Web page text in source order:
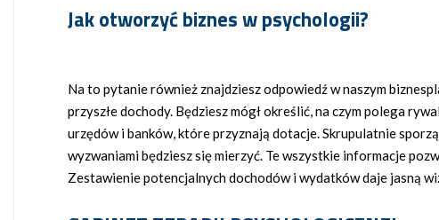
Jak otworzyć biznes w psychologii?
Na to pytanie również znajdziesz odpowiedź w naszym
przyszłe dochody. Będziesz mógł określić, na czym polega
urzędów i banków, które przyznają dotacje. Skrupulatnie
wyzwaniami będziesz się mierzyć. Te wszystkie informacje
Zestawienie potencjalnych dochodów i wydatków daje jasną